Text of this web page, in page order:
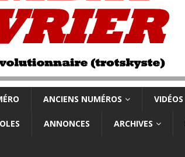
ANCIENS NUMÉROS VIDÉOS
ANNONCES ARCHIVES